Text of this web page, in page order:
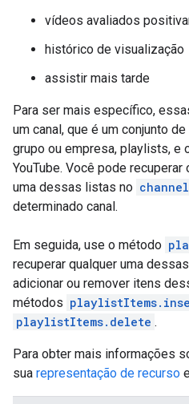
vídeos avaliados
histórico de visualização
assistir mais tarde
Para ser mais específico,
um canal, que é um conjunto
grupo ou empresa, playlists, e
YouTube. Você pode
uma dessas listas no
determinado canal.
Em seguida, use o método
recuperar qualquer uma
adicionar ou remover itens
métodos
playlistItems.delete .
Para obter mais informações
sua representação de recurso